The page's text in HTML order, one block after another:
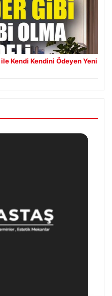
ile Kendi Kendini Ödeyen Yeni